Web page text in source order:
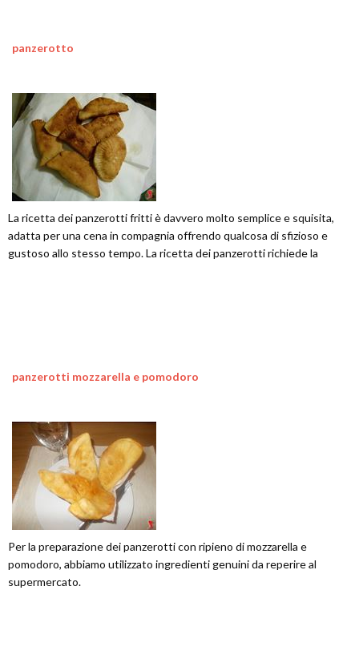
panzerotto
La ricetta dei panzerotti fritti è davvero molto semplice e squisita,
adatta per una cena in compagnia offrendo qualcosa di sfizioso e
gustoso allo stesso tempo. La ricetta dei panzerotti richiede la
panzerotti mozzarella e pomodoro
Per la preparazione dei panzerotti con ripieno di mozzarella e
pomodoro, abbiamo utilizzato ingredienti genuini da reperire al
supermercato.